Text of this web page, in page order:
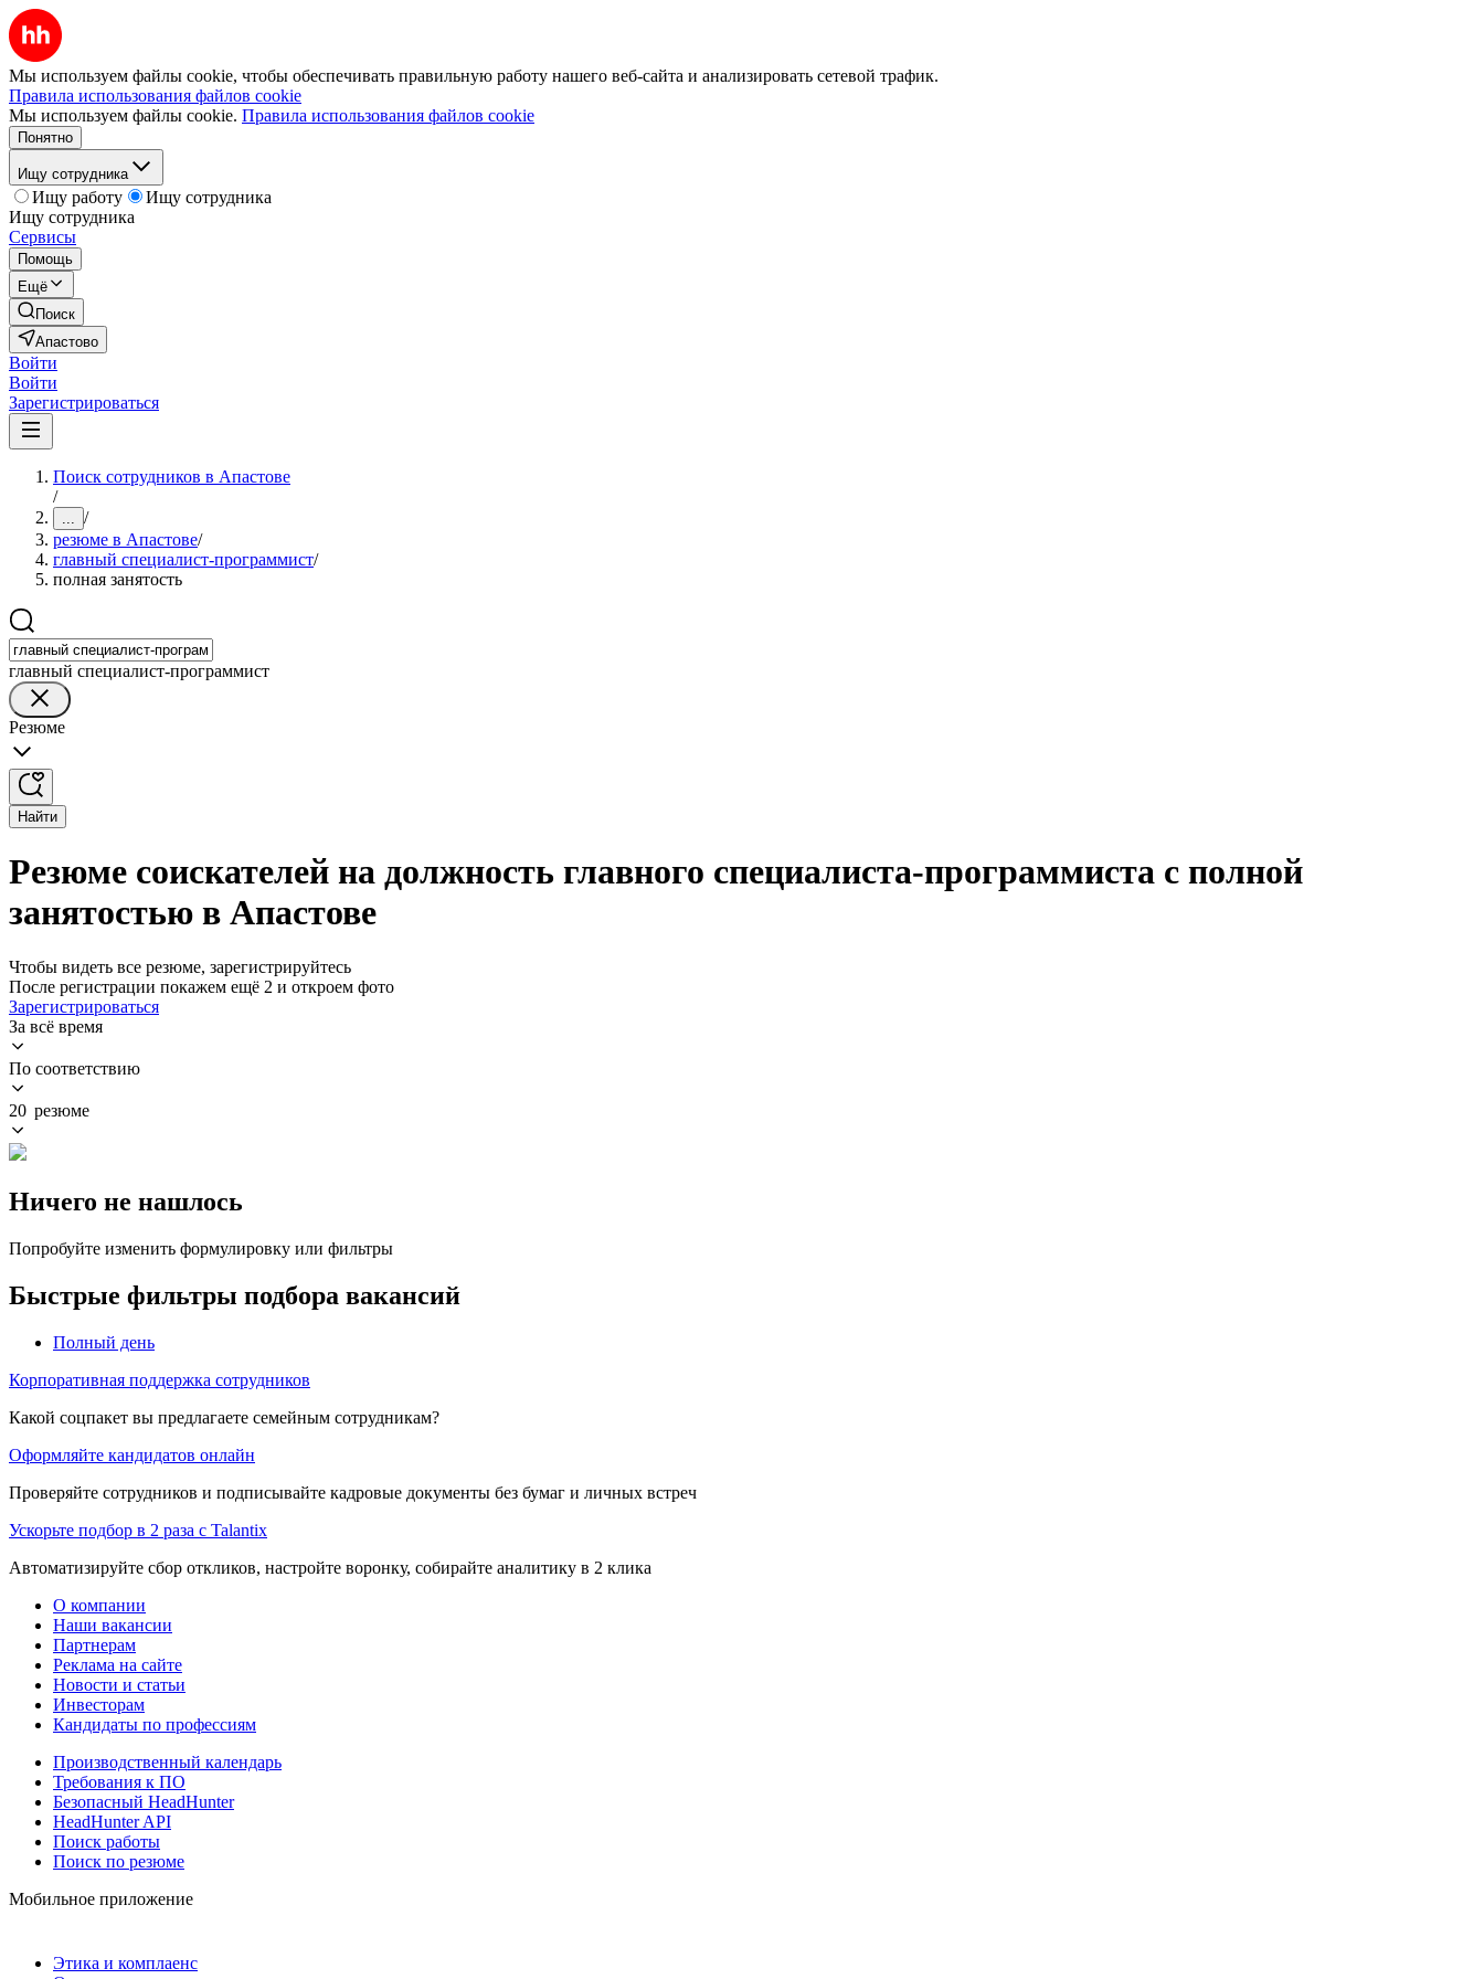
Мы используем файлы cookie, чтобы обеспечивать правильную работу нашего веб-сайта и анализировать сетевой трафик.
Правила использования файлов cookie
Мы используем файлы cookie. Правила использования файлов cookie
Понятно
Ищу сотрудника
Ищу работу
Ищу сотрудника
Ищу сотрудника
Сервисы
Помощь
Ещё
Поиск
Апастово
Войти
Войти
Зарегистрироваться
Поиск сотрудников в Апастове
/
... /
резюме в Апастове/
главный специалист-программист/
полная занятость
главный специалист-программист
Резюме
Найти
Резюме соискателей на должность главного специалиста-программиста с полной
занятостью в Апастове
Чтобы видеть все резюме, зарегистрируйтесь
После регистрации покажем ещё 2 и откроем фото
Зарегистрироваться
За всё время
По соответствию
20 резюме
Ничего не нашлось
Попробуйте изменить формулировку или фильтры
Быстрые фильтры подбора вакансий
Полный день
Корпоративная поддержка сотрудников
Какой соцпакет вы предлагаете семейным сотрудникам?
Оформляйте кандидатов онлайн
Проверяйте сотрудников и подписывайте кадровые документы без бумаг и личных встреч
Ускорьте подбор в 2 раза с Talantix
Автоматизируйте сбор откликов, настройте воронку, собирайте аналитику в 2 клика
О компании
Наши вакансии
Партнерам
Реклама на сайте
Новости и статьи
Инвесторам
Кандидаты по профессиям
Производственный календарь
Требования к ПО
Безопасный HeadHunter
HeadHunter API
Поиск работы
Поиск по резюме
Мобильное приложение
Этика и комплаенс